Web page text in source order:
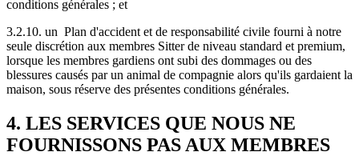
conditions générales ; et
3.2.10. un Plan d'accident et de responsabilité civile fourni à notre
seule discrétion aux membres Sitter de niveau standard et premium,
lorsque les membres gardiens ont subi des dommages ou des
blessures causés par un animal de compagnie alors qu'ils gardaient la
maison, sous réserve des présentes conditions générales.
4. LES SERVICES QUE NOUS NE
FOURNISSONS PAS AUX MEMBRES